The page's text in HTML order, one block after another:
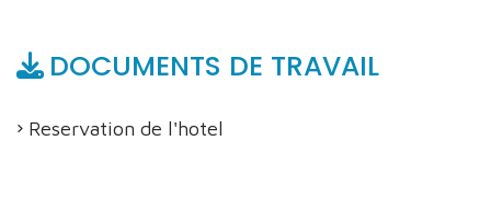
DOCUMENTS DE TRAVAIL
Reservation de l'hotel